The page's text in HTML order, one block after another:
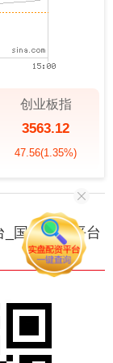
创业板指
3563.12
47.56(1.35%)
国内配资平台